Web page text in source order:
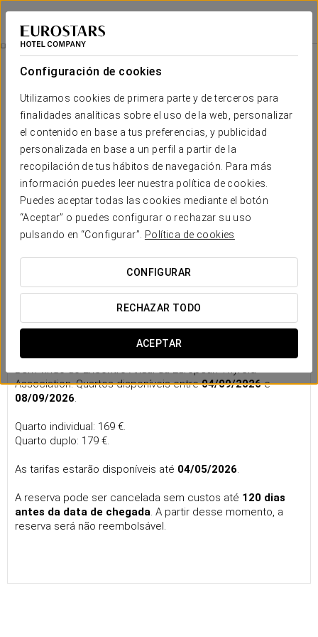
Configuración de cookies
Utilizamos cookies de primera parte y de terceros para
finalidades analíticas sobre el uso de la web, personalizar
el contenido en base a tus preferencias, y publicidad
personalizada en base a un perfil a partir de la
recopilación de tus hábitos de navegación. Para más
información puedes leer nuestra política de cookies.
Puedes aceptar todas las cookies mediante el botón
“Aceptar” o puedes configurar o rechazar su uso
pulsando en “Configurar”.
Política de cookies
CONFIGURAR
RECHAZAR TODO
ACEPTAR
Eurostars Das Artes
OPORTO
Mice
Annual Meeting of the European Thyroid
Bem-vindo ao Encontro Anual da European Thyroid
Association. Quartos disponíveis entre04/09/2026e
08/09/2026.
Quarto individual: 169 €.
Quarto duplo: 179 €.
As tarifas estarão disponíveis até 04/05/2026.
A reserva pode ser cancelada sem custos até 120 dias
antes da data de chegada. A partir desse momento, a
reserva será não reembolsável.